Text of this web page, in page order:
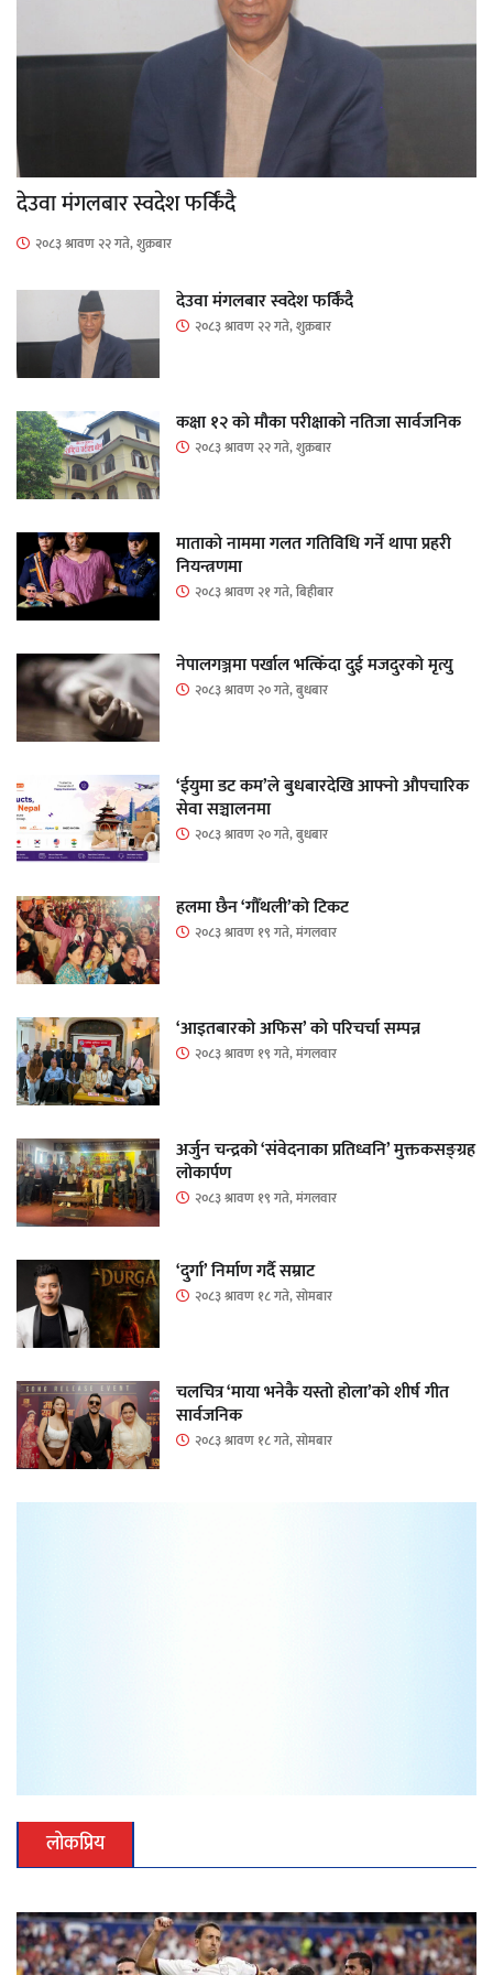
देउवा मंगलबार स्वदेश फर्किंदै
२०८३ श्रावण २२ गते, शुक्रबार
देउवा मंगलबार स्वदेश फर्किंदै
२०८३ श्रावण २२ गते, शुक्रबार
कक्षा १२ को मौका परीक्षाको नतिजा सार्वजनिक
२०८३ श्रावण २२ गते, शुक्रबार
माताकाे नाममा गलत गतिविधि गर्ने थापा प्रहरी
नियन्त्रणमा
२०८३ श्रावण २१ गते, बिहीबार
नेपालगञ्जमा पर्खाल भत्किँदा दुई मजदुरको मृत्यु
२०८३ श्रावण २० गते, बुधबार
‘ईयुमा डट कम’ले बुधबारदेखि आफ्नो औपचारिक
सेवा सञ्चालनमा
२०८३ श्रावण २० गते, बुधबार
हलमा छैन ‘गौँथली’को टिकट
२०८३ श्रावण १९ गते, मंगलवार
‘आइतबारको अफिस’ को परिचर्चा सम्पन्न
२०८३ श्रावण १९ गते, मंगलवार
अर्जुन चन्द्रको ‘संवेदनाका प्रतिध्वनि’ मुक्तकसङ्ग्रह
लोकार्पण
२०८३ श्रावण १९ गते, मंगलवार
‘दुर्गा’ निर्माण गर्दै सम्राट
२०८३ श्रावण १८ गते, सोमबार
चलचित्र ‘माया भनेकै यस्तो होला’को शीर्ष गीत
सार्वजनिक
२०८३ श्रावण १८ गते, सोमबार
लोकप्रिय